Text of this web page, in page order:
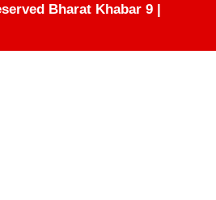
Bharat Khabar 9 |